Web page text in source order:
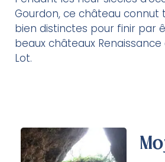
Gourdon, ce château connut
bien distinctes pour finir par
beaux châteaux
Lot.